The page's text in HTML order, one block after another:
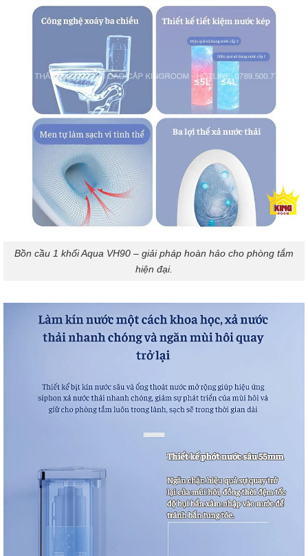
Bồn cầu 1 khối Aqua VH90 – giải pháp hoàn hảo cho phòng tắm
hiện đại.